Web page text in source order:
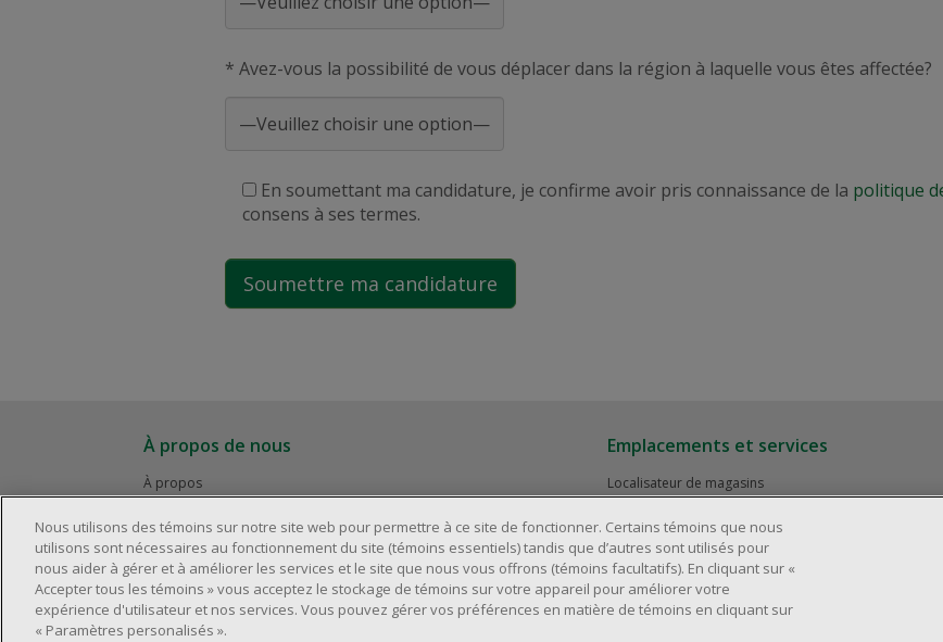
* Avez-vous la possibilité de vous déplacer dans la région à laquelle vous êtes affectée?
En soumettant ma candidature, je confirme avoir pris connaissance de la politique
consens à ses termes.
À propos de nous
À propos
Emplacements et services
Localisateur de magasins
Partenaires immobiliers
Aspects juridiques
Nous utilisons des témoins sur notre site web pour permettre à ce site de fonctionner. Certains témoins que nous
utilisons sont nécessaires au fonctionnement du site (témoins essentiels) tandis que d’autres sont utilisés pour
nous aider à gérer et à améliorer les services et le site que nous vous offrons (témoins facultatifs). En cliquant sur «
Accepter tous les témoins » vous acceptez le stockage de témoins sur votre appareil pour améliorer votre
expérience d'utilisateur et nos services. Vous pouvez gérer vos préférences en matière de témoins en cliquant sur
« Paramètres personalisés ».